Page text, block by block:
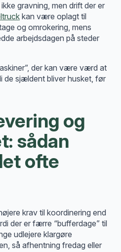
gravning, men drift der er
kan være oplagt til
og omrokering, mens
arbejdsdagen på steder
der kan være værd at
sjældent bliver husket, før
og
sådan
ofte
krav til koordinering end
der er færre “bufferdage” til
udlejere klargøre
så afhentning fredag eller